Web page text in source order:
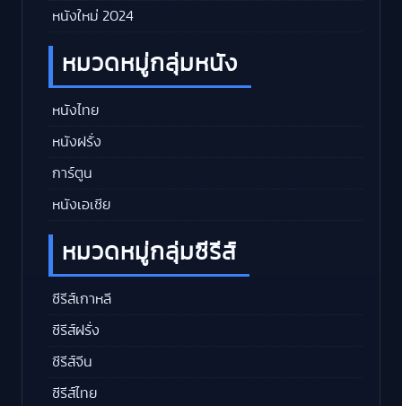
หนังใหม่ 2024
หมวดหมู่กลุ่มหนัง
หนังไทย
หนังฝรั่ง
การ์ตูน
หนังเอเชีย
หมวดหมู่กลุ่มซีรีส์
ซีรีส์เกาหลี
ซีรีส์ฝรั่ง
ซีรีส์จีน
ซีรีส์ไทย